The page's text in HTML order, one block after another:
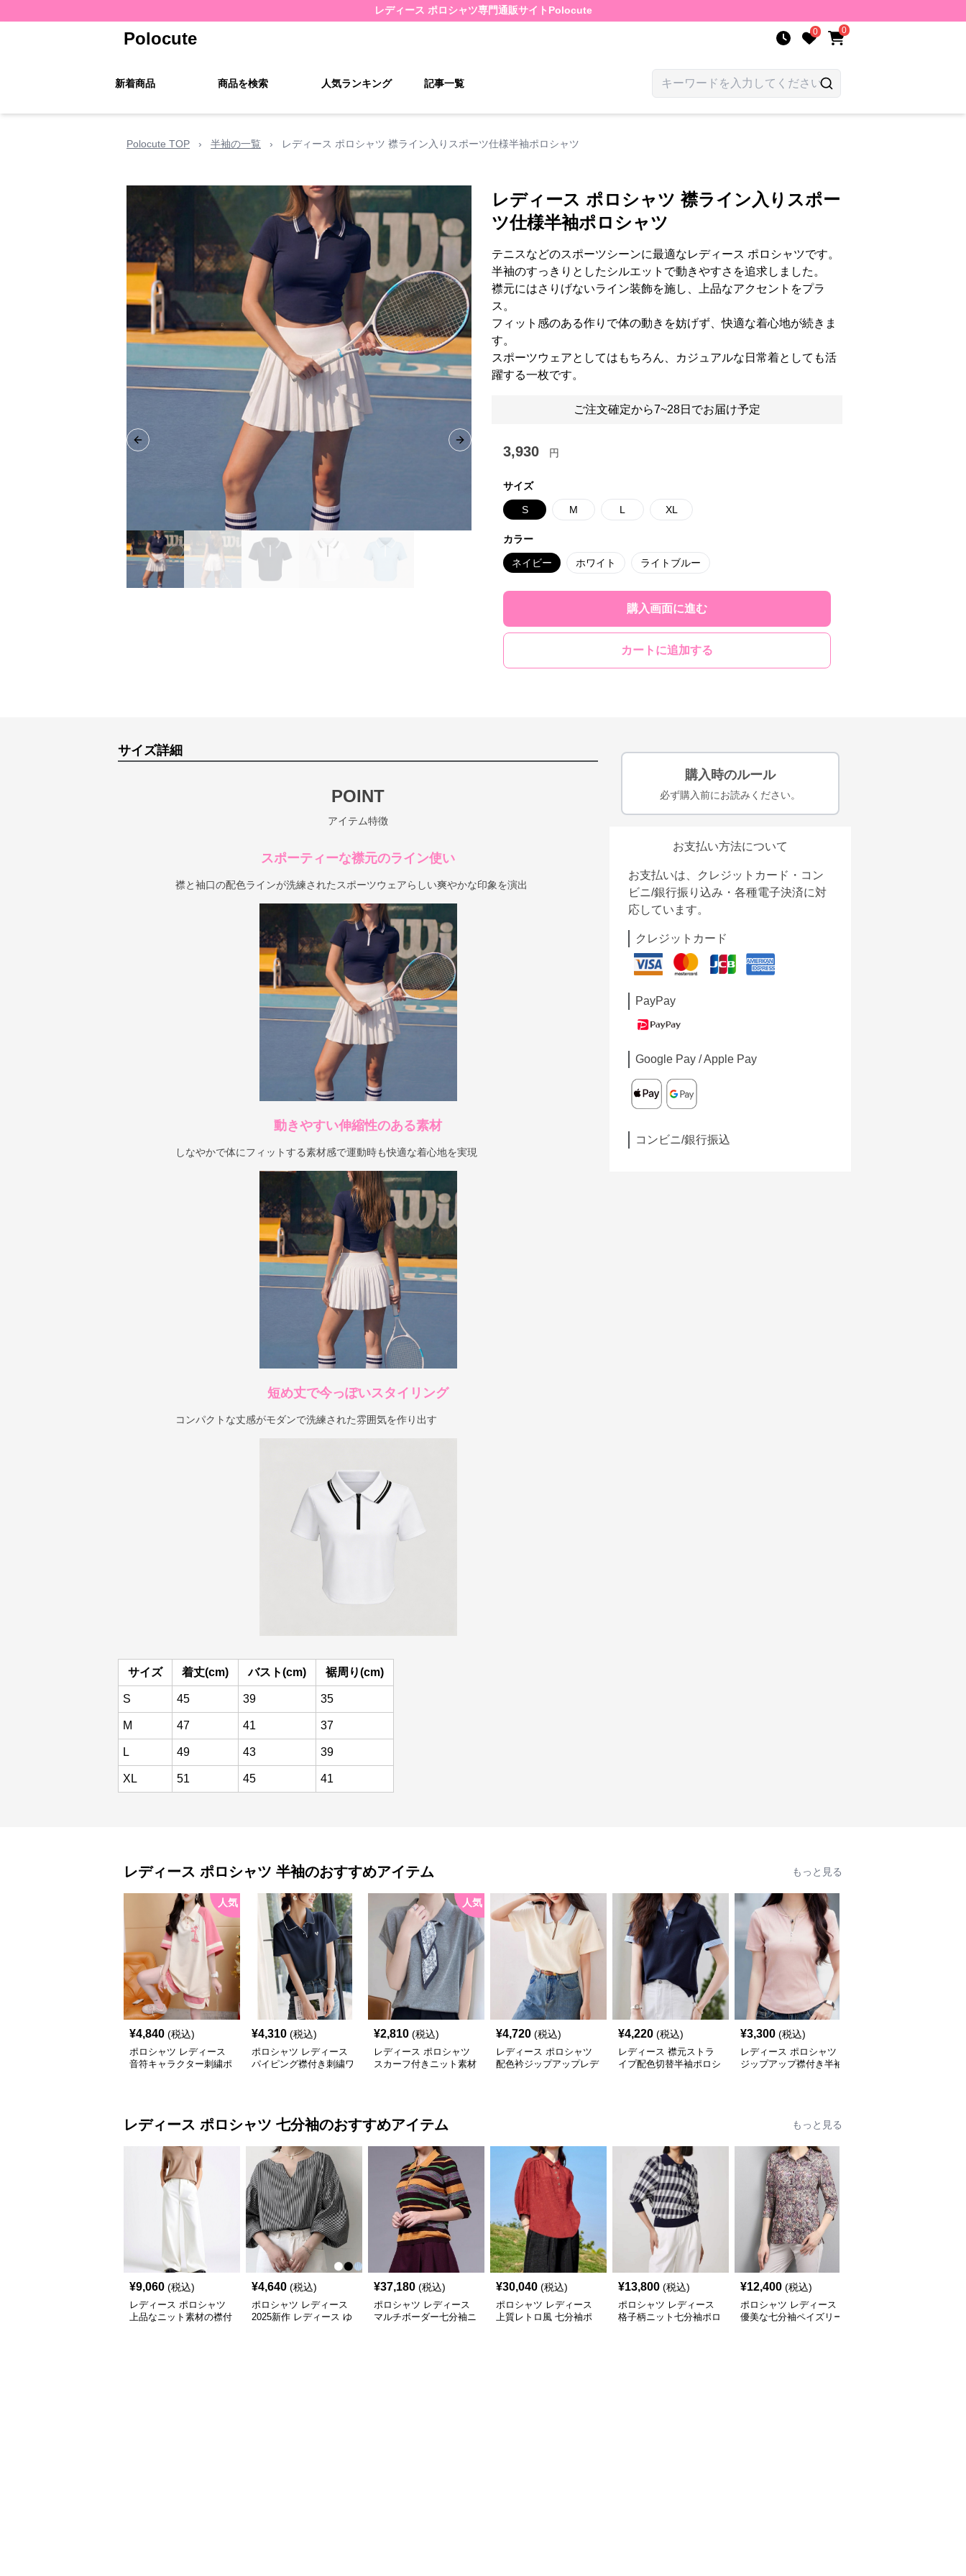
レディース ポロシャツ専門通販サイト Polocute
Polocute 0 0
新着商品 商品を検索 人気ランキング 記事一覧
Polocute TOP › 半袖の一覧 › レディース ポロシャツ 襟ライン入りスポーツ仕様半袖ポロシャツ
Previous slide Next slide
レディース ポロシャツ 襟ライン入りスポー
ツ仕様半袖ポロシャツ
テニスなどのスポーツシーンに最適なレディース ポロシャツです。
半袖のすっきりとしたシルエットで動きやすさを追求しました。
襟元にはさりげないライン装飾を施し、上品なアクセントをプラ
ス。
フィット感のある作りで体の動きを妨げず、快適な着心地が続きま
す。
スポーツウェアとしてはもちろん、カジュアルな日常着としても活
躍する一枚です。
ご注文確定から7~28日でお届け予定
3,930 円
サイズ
S M L XL
カラー
ネイビー ホワイト ライトブルー
購入画面に進む
カートに追加する
サイズ詳細
POINT
アイテム特徴
スポーティーな襟元のライン使い
襟と袖口の配色ラインが洗練されたスポーツウェアらしい爽やかな印象を演出
動きやすい伸縮性のある素材
しなやかで体にフィットする素材感で運動時も快適な着心地を実現
短め丈で今っぽいスタイリング
コンパクトな丈感がモダンで洗練された雰囲気を作り出す
サイズ 着丈(cm) バスト(cm) 裾周り(cm)
S 45 39 35
M 47 41 37
L 49 43 39
XL 51 45 41
購入時のルール
必ず購入前にお読みください。
お支払い方法について
お支払いは、クレジットカード・コン
ビニ/銀行振り込み・各種電子決済に対
応しています。
クレジットカード
PayPay
Google Pay / Apple Pay
コンビニ/銀行振込
レディース ポロシャツ 半袖のおすすめアイテム もっと見る
人気
¥4,840 (税込)
ポロシャツ レディース
音符キャラクター刺繍ポ
¥4,310 (税込)
ポロシャツ レディース
パイピング襟付き刺繍ワ
人気
¥2,810 (税込)
レディース ポロシャツ
スカーフ付きニット素材
¥4,720 (税込)
レディース ポロシャツ
配色衿ジップアップレデ
¥4,220 (税込)
レディース 襟元ストラ
イプ配色切替半袖ポロシ
¥3,300 (税込)
レディース ポロシャツ
ジップアップ襟付き半袖
レディース ポロシャツ 七分袖のおすすめアイテム もっと見る
¥9,060 (税込)
レディース ポロシャツ
上品なニット素材の襟付
¥4,640 (税込)
ポロシャツ レディース
2025新作 レディース ゆ
¥37,180 (税込)
ポロシャツ レディース
マルチボーダー七分袖ニ
¥30,040 (税込)
ポロシャツ レディース
上質レトロ風 七分袖ポ
¥13,800 (税込)
ポロシャツ レディース
格子柄ニット七分袖ポロ
¥12,400 (税込)
ポロシャツ レディース
優美な七分袖ペイズリー